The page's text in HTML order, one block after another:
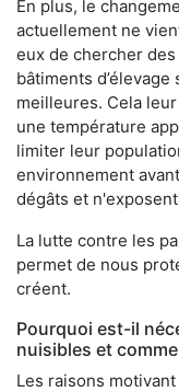
En plus, le
actuellement ne
eux de chercher
bâtiments
meilleures. Cela
une température
limiter leur
environnement
dégâts et
La lutte contre les
permet de nous
créent.
Pourquoi est-il
nuisibles et
Les raisons